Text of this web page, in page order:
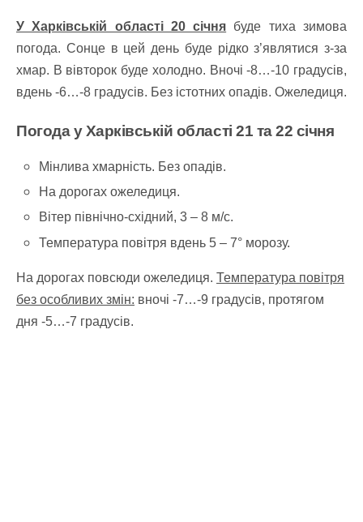
У Харківській області 20 січня буде тиха зимова
погода. Сонце в цей день буде рідко з’являтися з-за
хмар. В вівторок буде холодно. Вночі -8…-10 градусів,
вдень -6…-8 градусів. Без істотних опадів. Ожеледиця.
Погода у Харківській області 21 та 22 січня
Мінлива хмарність. Без опадів.
На дорогах ожеледиця.
Вітер північно-східний, 3 – 8 м/с.
Температура повітря вдень 5 – 7° морозу.
На дорогах повсюди ожеледиця. Температура повітря
без особливих змін: вночі -7…-9 градусів, протягом
дня -5…-7 градусів.